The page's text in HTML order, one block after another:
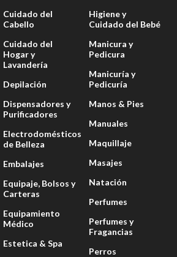
Cuidado del
Cabello
Cuidado del
Hogar y
Lavandería
Depilación
Dispensadores y
Purificadores
Electrodomésticos
de Belleza
Embalajes
Equipaje, Bolsos y
Carteras
Equipamiento
Médico
Estetica & Spa
Higiene y
Cuidado del Bebé
Manicura y
Pedicura
Manicuría y
Pedicuría
Manos & Pies
Manuales
Maquillaje
Masajes
Natación
Perfumes
Perfumes y
Fragancias
Perros